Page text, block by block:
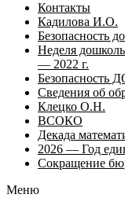
Контакты
Кадилова И.О.
Безопасность
Неделя
— 2022 г.
Безопасность
Сведения об
Клецко О.Н.
ВСОКО
Декада
2026 — Год
Сокращение
Меню